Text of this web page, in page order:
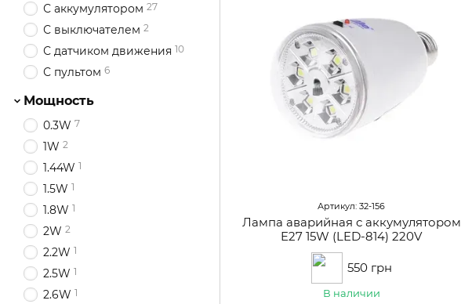
Артикул: 32-156
Лампа аварийная с аккумулятором
E27 15W (LED-814) 220V
550 грн
В наличии
С аккумулятором 27
С выключателем 2
С датчиком движения 10
С пультом 6
Мощность
0.3W 7
1W 2
1.44W 1
1.5W 1
1.8W 1
2W 2
2.2W 1
2.5W 1
2.6W 1